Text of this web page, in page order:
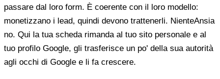
passare dal loro form. È coerente con il loro modello:
monetizzano i lead, quindi devono trattenerli. NienteAnsia
no. Qui la tua scheda rimanda al tuo sito personale e al
tuo profilo Google, gli trasferisce un po' della sua autorità
agli occhi di Google e li fa crescere.